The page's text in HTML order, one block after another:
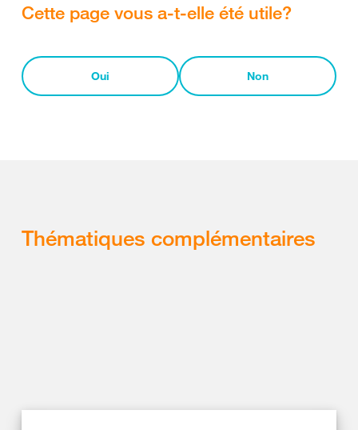
Cette page vous a-t-elle été utile?
Oui Non
Thématiques complémentaires